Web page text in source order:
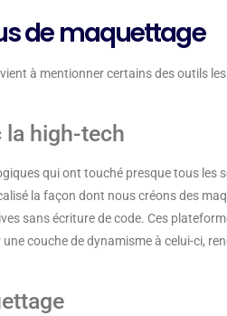
de maquettage
à mentionner certains des outils
la high-tech
qui ont touché presque tous les
la façon dont nous créons des
sans écriture de code. Ces
couche de dynamisme à celui-ci,